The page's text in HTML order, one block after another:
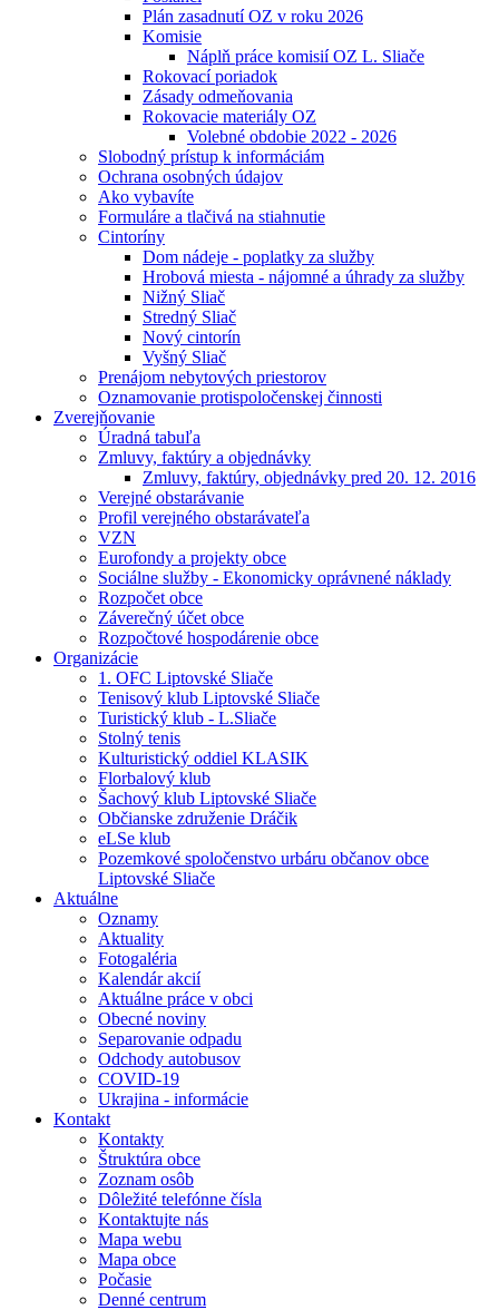
Plán zasadnutí OZ v roku 2026
Komisie
Náplň práce komisií OZ L. Sliače
Rokovací poriadok
Zásady odmeňovania
Rokovacie materiály OZ
Volebné obdobie 2022 - 2026
Slobodný prístup k informáciám
Ochrana osobných údajov
Ako vybavíte
Formuláre a tlačivá na stiahnutie
Cintoríny
Dom nádeje - poplatky za služby
Hrobová miesta - nájomné a úhrady za služby
Nižný Sliač
Stredný Sliač
Nový cintorín
Vyšný Sliač
Prenájom nebytových priestorov
Oznamovanie protispoločenskej činnosti
Zverejňovanie
Úradná tabuľa
Zmluvy, faktúry a objednávky
Zmluvy, faktúry, objednávky pred 20. 12. 2016
Verejné obstarávanie
Profil verejného obstarávateľa
VZN
Eurofondy a projekty obce
Sociálne služby - Ekonomicky oprávnené náklady
Rozpočet obce
Záverečný účet obce
Rozpočtové hospodárenie obce
Organizácie
1. OFC Liptovské Sliače
Tenisový klub Liptovské Sliače
Turistický klub - L.Sliače
Stolný tenis
Kulturistický oddiel KLASIK
Florbalový klub
Šachový klub Liptovské Sliače
Občianske združenie Dráčik
eLSe klub
Pozemkové spoločenstvo urbáru občanov obce
Liptovské Sliače
Aktuálne
Oznamy
Aktuality
Fotogaléria
Kalendár akcií
Aktuálne práce v obci
Obecné noviny
Separovanie odpadu
Odchody autobusov
COVID-19
Ukrajina - informácie
Kontakt
Kontakty
Štruktúra obce
Zoznam osôb
Dôležité telefónne čísla
Kontaktujte nás
Mapa webu
Mapa obce
Počasie
Denné centrum